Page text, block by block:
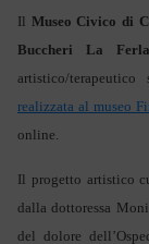
Il Museo Civico di
Buccheri La
artistico/terapeutico
realizzata al museo
online.
Il progetto artistico
dalla dottoressa
del dolore